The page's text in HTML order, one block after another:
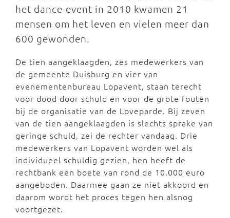
het dance-event in 2010 kwamen 21
mensen om het leven en vielen meer dan
600 gewonden.
De tien aangeklaagden, zes medewerkers van
de gemeente Duisburg en vier van
evenementenbureau Lopavent, staan terecht
voor dood door schuld en voor de grote fouten
bij de organisatie van de Loveparde. Bij zeven
van de tien aangeklaagden is slechts sprake van
geringe schuld, zei de rechter vandaag. Drie
medewerkers van Lopavent worden wel als
individueel schuldig gezien, hen heeft de
rechtbank een boete van rond de 10.000 euro
aangeboden. Daarmee gaan ze niet akkoord en
daarom wordt het proces tegen hen alsnog
voortgezet.